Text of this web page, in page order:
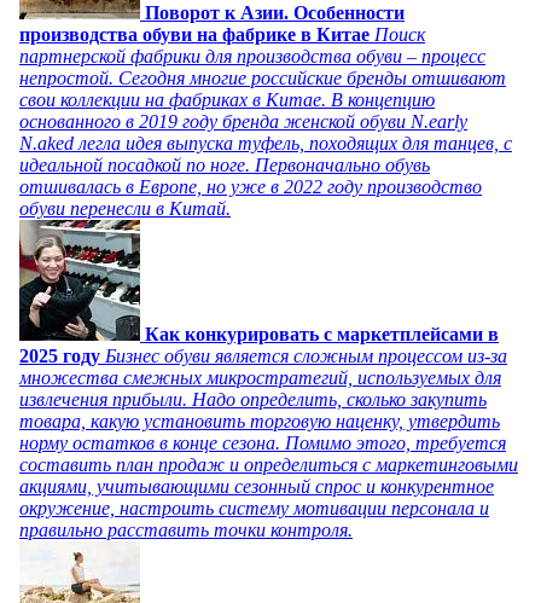
Поворот к Азии. Особенности
производства обуви на фабрике в Китае Поиск
партнерской фабрики для производства обуви – процесс
непростой. Сегодня многие российские бренды отшивают
свои коллекции на фабриках в Китае. В концепцию
основанного в 2019 году бренда женской обуви N.early
N.aked легла идея выпуска туфель, походящих для танцев, с
идеальной посадкой по ноге. Первоначально обувь
отшивалась в Европе, но уже в 2022 году производство
обуви перенесли в Китай.
Как конкурировать с маркетплейсами в
2025 году Бизнес обуви является сложным процессом из-за
множества смежных микростратегий, используемых для
извлечения прибыли. Надо определить, сколько закупить
товара, какую установить торговую наценку, утвердить
норму остатков в конце сезона. Помимо этого, требуется
составить план продаж и определиться с маркетинговыми
акциями, учитывающими сезонный спрос и конкурентное
окружение, настроить систему мотивации персонала и
правильно расставить точки контроля.